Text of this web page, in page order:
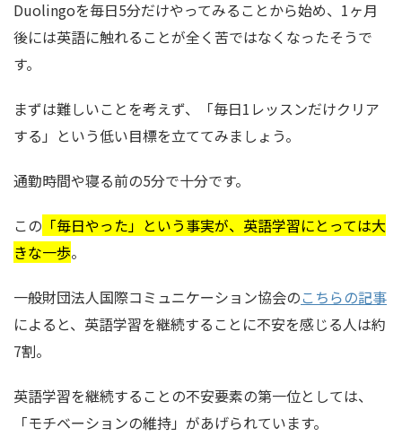
Duolingoを毎日5分だけやってみることから始め、1ヶ月
後には英語に触れることが全く苦ではなくなったそうで
す。
まずは難しいことを考えず、「毎日1レッスンだけクリア
する」という低い目標を立ててみましょう。
通勤時間や寝る前の5分で十分です。
この 「毎日やった」という事実が、英語学習にとっては大
きな一歩。
一般財団法人国際コミュニケーション協会のこちらの記事
によると、英語学習を継続することに不安を感じる人は約
7割。
英語学習を継続することの不安要素の第一位としては、
「モチベーションの維持」があげられています。